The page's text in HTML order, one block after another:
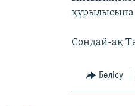
құрылысына
Сондай-ақ
Бөлісу